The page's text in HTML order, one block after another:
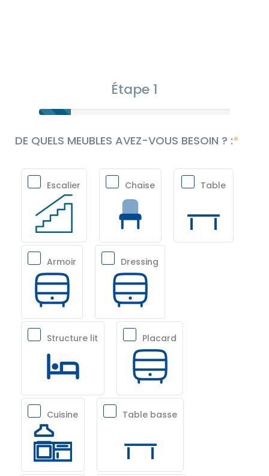
Étape 1
DE QUELS MEUBLES AVEZ-VOUS BESOIN ? :
Escalier Chaise Table
Armoir Dressing
Structure lit Placard
Cuisine Table basse